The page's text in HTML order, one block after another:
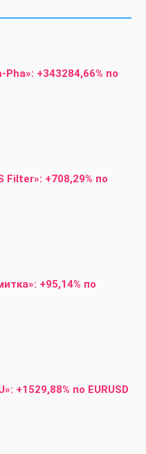
+343284,66% по
Filter»: +708,29% по
+95,14% по
+1529,88% по EURUSD